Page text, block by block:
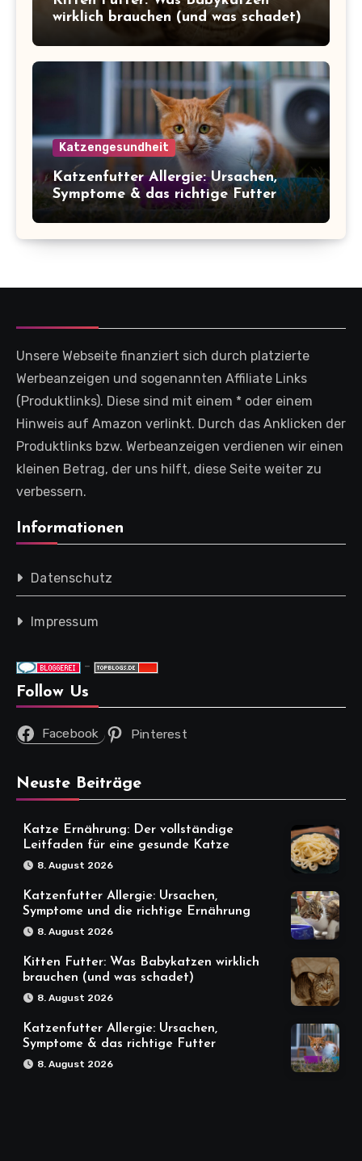
wirklich brauchen (und was schadet)
Katzengesundheit
Katzenfutter Allergie: Ursachen,
Symptome & das richtige Futter
Unsere Webseite finanziert sich durch platzierte
Werbeanzeigen und sogenannten Affiliate Links
(Produktlinks). Diese sind mit einem * oder einem
Hinweis auf Amazon verlinkt. Durch das Anklicken der
Produktlinks bzw. Werbeanzeigen verdienen wir einen
kleinen Betrag, der uns hilft, diese Seite weiter zu
verbessern.
Informationen
Datenschutz
Impressum
-
Follow Us
Facebook Pinterest
Neuste Beiträge
Katze Ernährung: Der vollständige
Leitfaden für eine gesunde Katze
8. August 2026
Katzenfutter Allergie: Ursachen,
Symptome und die richtige Ernährung
8. August 2026
Kitten Futter: Was Babykatzen wirklich
brauchen (und was schadet)
8. August 2026
Katzenfutter Allergie: Ursachen,
Symptome & das richtige Futter
8. August 2026